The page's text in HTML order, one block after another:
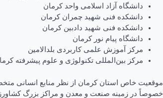
دانشگاه آزاد اسلامی واحد کرمان
دانشکده فنی شهید چمران کرمان
دانشکده فنی شهید دادبین کرمان
دانشگاه پیام نور کرمان
مرکز آموزش علمی کاربردی بلدالامین
مرکز بین‌المللی تکنولوژی و علوم پیشرفته
موقعیت خاص استان کرمان از نظر منابع انسانی
خصوصاً در زمینه صنعت و معدن و مراکز بزرگ